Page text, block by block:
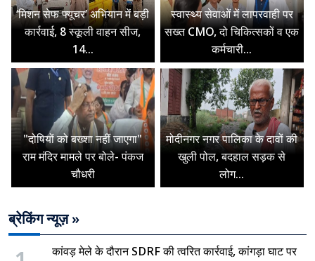
‘मिशन सेफ फ्यूचर’ अभियान में बड़ी
कार्रवाई, 8 स्कूली वाहन सीज,
14...
स्वास्थ्य सेवाओं में लापरवाही पर
सख्त CMO, दो चिकित्सकों व एक
कर्मचारी...
"दोषियों को बख्शा नहीं जाएगा"
राम मंदिर मामले पर बोले- पंकज
चौधरी
मोदीनगर नगर पालिका के दावों की
खुली पोल, बदहाल सड़क से
लोग...
ब्रेकिंग न्यूज़ »
कांवड़ मेले के दौरान SDRF की त्वरित कार्रवाई, कांगड़ा घाट पर